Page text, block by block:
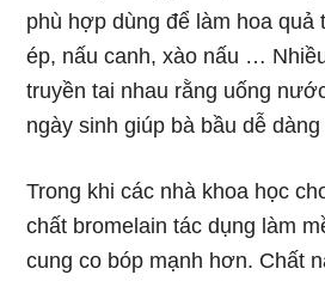
phù hợp dùng để làm hoa quả
ép, nấu canh, xào nấu …
truyền tai nhau rằng uống
ngày sinh giúp bà bầu dễ
Trong khi các nhà khoa học
chất bromelain tác dụng làm
cung co bóp mạnh hơn. Chất